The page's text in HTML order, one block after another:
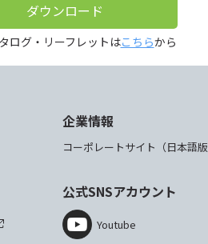
ダウンロード
ログ・リーフレットはこちらから
企業情報
コーポレートサイト（日本語版
公式SNSアカウント
Youtube